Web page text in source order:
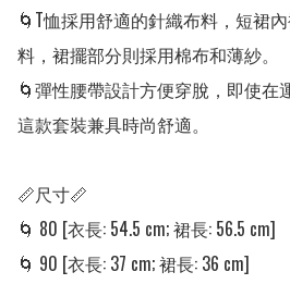
🌀T恤採用舒適的針織布料，短裙
料，裙擺部分則採用棉布和薄紗。
🌀彈性腰帶設計方便穿脫，即使在
這款套裝兼具時尚舒適。
📏尺寸📏
🌀 80 [衣長: 54.5 cm; 裙長: 56.5 cm]
🌀 90 [衣長: 37 cm; 裙長: 36 cm]